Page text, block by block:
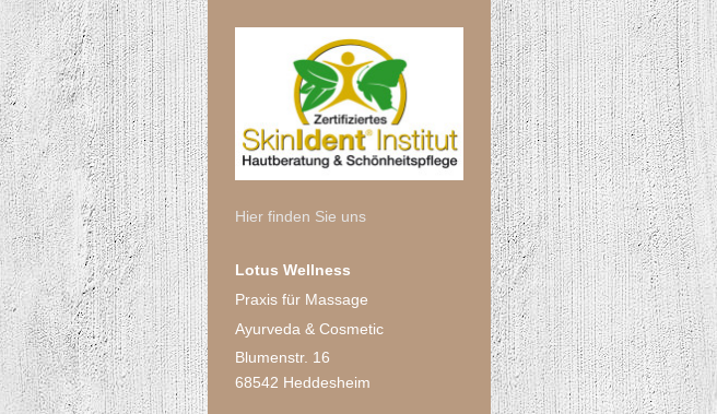
Hier finden Sie uns
Lotus Wellness
Praxis für Massage
Ayurveda & Cosmetic
Blumenstr. 16
68542 Heddesheim